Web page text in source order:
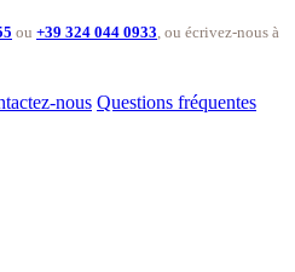
ou +39 324 044 0933 , ou écrivez-nous à
nous Questions fréquentes